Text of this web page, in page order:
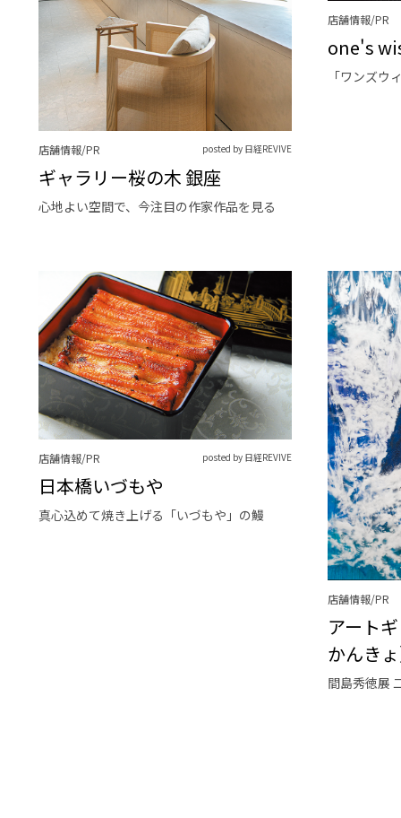
店舗情報/PR posted by 日経REVIVE
ギャラリー桜の木 銀座
心地よい空間で、今注目の作家作品を見る
店舗情報/PR
one's
「ワンズウ
店舗情報/PR posted by 日経REVIVE
日本橋いづもや
真心込めて焼き上げる「いづもや」の鰻
店舗情報/PR
アート
かんき
間島秀徳展